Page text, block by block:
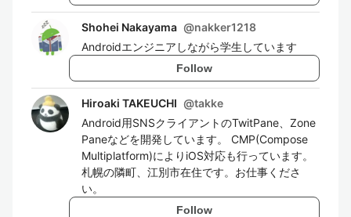
Shohei Nakayama @nakker1218
Androidエンジニアしながら学生しています
Follow
Hiroaki TAKEUCHI @takke
Android用SNSクライアントのTwitPane、Zone
Paneなどを開発しています。 CMP(Compose
Multiplatform)によりiOS対応も行っています。
札幌の隣町、江別市在住です。お仕事くださ
い。
Follow